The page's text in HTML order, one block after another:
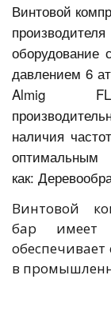
Винтовой
давлением 6
Almig
наличия
как:
Винтовой
бар имеет
в